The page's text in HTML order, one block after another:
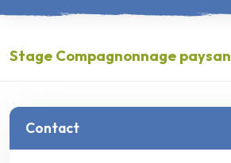
Stage Compagnonnage paysan
Contact